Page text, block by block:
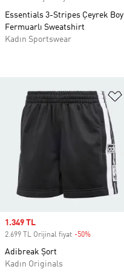
Essentials 3-Stripes Çeyrek Boy
Fermuarlı Sweatshirt
Kadın Sportswear
Sale price
1.349 TL
2.699 TL Orijinal fiyat -50%
Adibreak Şort
Kadın Originals